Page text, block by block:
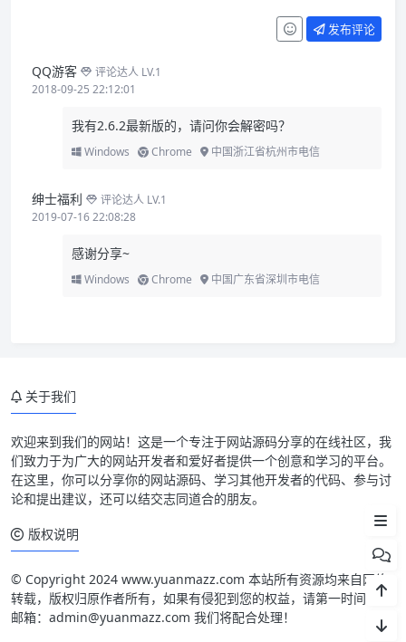
发布评论
QQ游客
评论达人 LV.1
2018-09-25 22:12:01
我有2.6.2最新版的，请问你会解密吗？
Windows Chrome 中国浙江省杭州市电信
绅士福利
评论达人 LV.1
2019-07-16 22:08:28
感谢分享~
Windows Chrome 中国广东省深圳市电信
文件下载
关于我们
欢迎来到我们的网站！这是一个专注于网站源码分享的在线社区，我
们致力于为广大的网站开发者和爱好者提供一个创意和学习的平台。
在这里，你可以分享你的网站源码、学习其他开发者的代码、参与讨
论和提出建议，还可以结交志同道合的朋友。
版权说明
© Copyright 2024 www.yuanmazz.com 本站所有资源均来自网络
转载，版权归原作者所有，如果有侵犯到您的权益，请第一时间联系
邮箱：admin@yuanmazz.com 我们将配合处理！